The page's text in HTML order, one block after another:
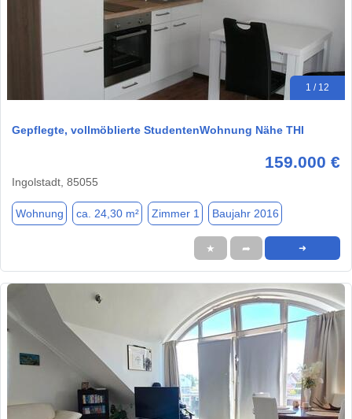
1 / 12
Gepflegte, vollmöblierte StudentenWohnung Nähe THI
159.000 €
Ingolstadt, 85055
Wohnung ca. 24,30 m² Zimmer 1 Baujahr 2016
★ ➦ ➜